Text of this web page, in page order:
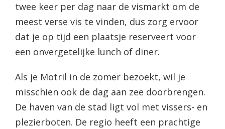
twee keer per dag naar de vismarkt om de
meest verse vis te vinden, dus zorg ervoor
dat je op tijd een plaatsje reserveert voor
een onvergetelijke lunch of diner.
Als je Motril in de zomer bezoekt, wil je
misschien ook de dag aan zee doorbrengen.
De haven van de stad ligt vol met vissers- en
plezierboten. De regio heeft een prachtige